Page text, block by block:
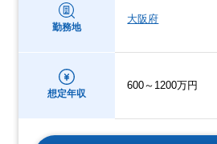
勤務地
大阪府
想定年収
600～1200万円